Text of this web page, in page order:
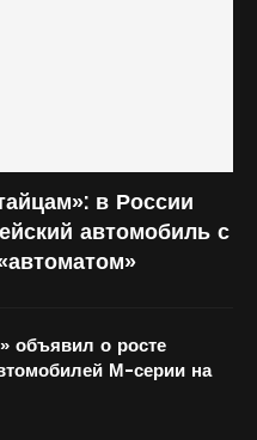
в России
автомобиль с
объявил о росте
М-серии на